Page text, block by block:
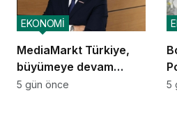
MediaMarkt Türkiye,
büyümeye devam
ediyor
EKONOMİ
5 gün önce 5